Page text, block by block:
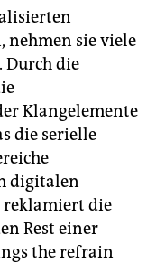
nehmen sie viele
Durch die
Klangelemente
die serielle
digitalen
die
Rest einer
the refrain